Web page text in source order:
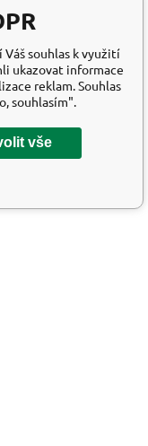
souhlas k využití
ukazovat informace
reklam. Souhlas
souhlasím".
vše